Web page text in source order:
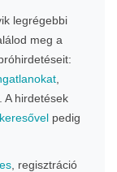
legrégebbi
meg a
A hirdetések
pedig
, regisztráció